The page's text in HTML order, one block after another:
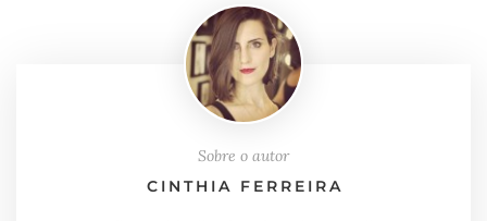
Sobre o autor
CINTHIA FERREIRA